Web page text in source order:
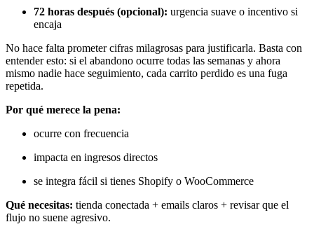
72 horas después (opcional): urgencia suave o incentivo si
encaja
No hace falta prometer cifras milagrosas para justificarla. Basta con
entender esto: si el abandono ocurre todas las semanas y ahora
mismo nadie hace seguimiento, cada carrito perdido es una fuga
repetida.
Por qué merece la pena:
ocurre con frecuencia
impacta en ingresos directos
se integra fácil si tienes Shopify o WooCommerce
Qué necesitas: tienda conectada + emails claros + revisar que el
flujo no suene agresivo.